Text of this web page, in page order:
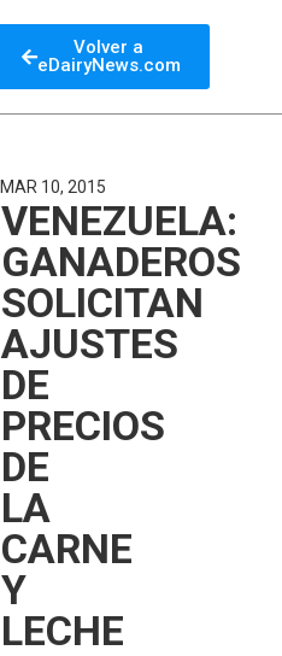
Volver a
eDairyNews.com
MAR 10, 2015
VENEZUELA:
GANADEROS
SOLICITAN
AJUSTES
DE
PRECIOS
DE
LA
CARNE
Y
LECHE